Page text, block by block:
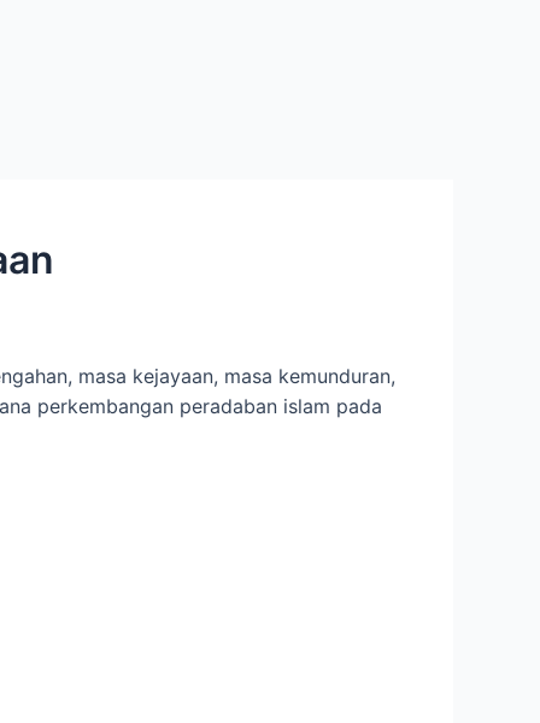
masa kejayaan, masa kemunduran,
perkembangan peradaban islam pada